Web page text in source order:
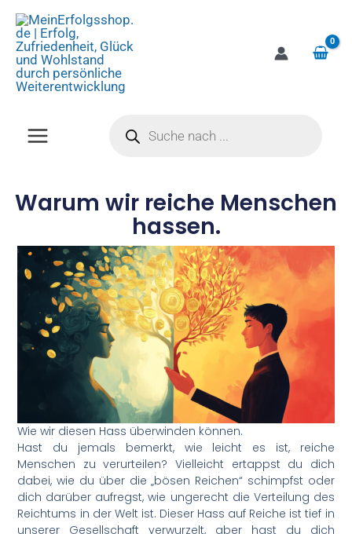
Zum
Inhalt
springen
search
Warum wir reiche Menschen
hassen.
Wie wir diesen Hass überwinden können.
Hast du jemals bemerkt, wie leicht es ist, reiche
Menschen zu verurteilen? Vielleicht ertappst du dich
dabei, wie du über die „bösen Reichen“ schimpfst oder
dich darüber aufregst, wie ungerecht die Verteilung des
Reichtums in der Welt ist. Dieser Hass auf Reiche ist tief in
unserer Gesellschaft verwurzelt, aber hast du dich